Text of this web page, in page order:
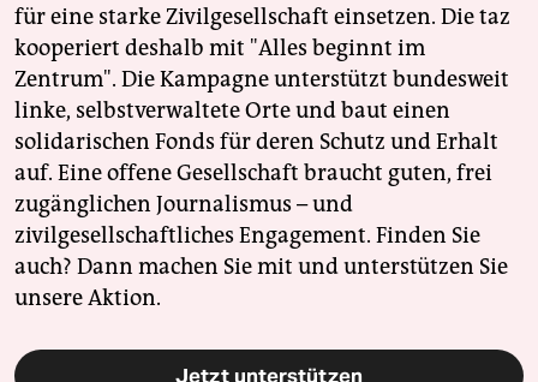
für eine starke Zivilgesellschaft einsetzen. Die taz
kooperiert deshalb mit "Alles beginnt im
Zentrum". Die Kampagne unterstützt bundesweit
linke, selbstverwaltete Orte und baut einen
solidarischen Fonds für deren Schutz und Erhalt
auf. Eine offene Gesellschaft braucht guten, frei
zugänglichen Journalismus – und
zivilgesellschaftliches Engagement. Finden Sie
auch? Dann machen Sie mit und unterstützen Sie
unsere Aktion.
Jetzt unterstützen